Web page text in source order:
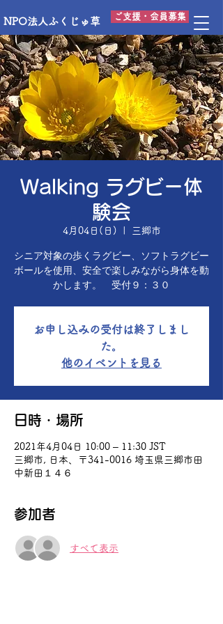
ご支援・会員募集
NPO法人ふくじゅ草
Walking ラグビー体
験会
4月04日(日) 三郷市
シニア対象の歩くラグビー、ソフトラグビー
ボールを使用、安全で楽しみながら身体を動
かします。 受付９：３０
お申し込みの受付は終了しまし
た。
他のイベントを見る
日時・場所
2021年4月04日 10:00 – 11:30 JST
三郷市, 日本、〒341-0016 埼玉県三郷市田
中新田１４６
参加者
すべて表示